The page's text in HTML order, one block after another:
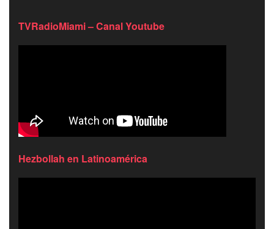
TVRadioMiami – Canal Youtube
Hezbollah en Latinoamérica